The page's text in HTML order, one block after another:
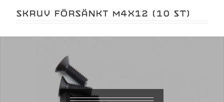
SKRUV FÖRSÄNKT M4X12 (10 ST)